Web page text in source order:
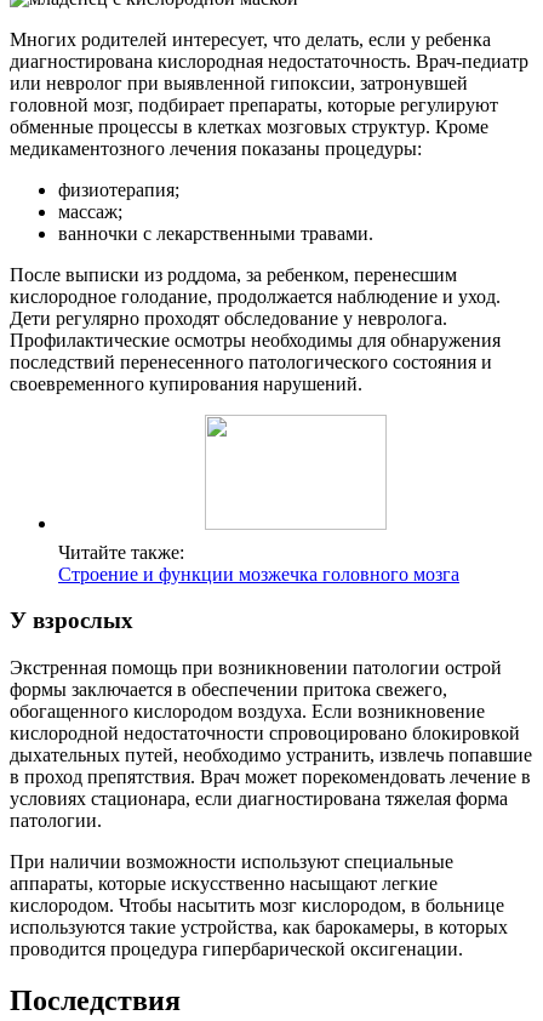
Многих родителей интересует, что делать, если у ребенка
диагностирована кислородная недостаточность. Врач-педиатр
или невролог при выявленной гипоксии, затронувшей
головной мозг, подбирает препараты, которые регулируют
обменные процессы в клетках мозговых структур. Кроме
медикаментозного лечения показаны процедуры:
физиотерапия;
массаж;
ванночки с лекарственными травами.
После выписки из роддома, за ребенком, перенесшим
кислородное голодание, продолжается наблюдение и уход.
Дети регулярно проходят обследование у невролога.
Профилактические осмотры необходимы для обнаружения
последствий перенесенного патологического состояния и
своевременного купирования нарушений.
Читайте также:
Строение и функции мозжечка головного мозга
У взрослых
Экстренная помощь при возникновении патологии острой
формы заключается в обеспечении притока свежего,
обогащенного кислородом воздуха. Если возникновение
кислородной недостаточности спровоцировано блокировкой
дыхательных путей, необходимо устранить, извлечь попавшие
в проход препятствия. Врач может порекомендовать лечение в
условиях стационара, если диагностирована тяжелая форма
патологии.
При наличии возможности используют специальные
аппараты, которые искусственно насыщают легкие
кислородом. Чтобы насытить мозг кислородом, в больнице
используются такие устройства, как барокамеры, в которых
проводится процедура гипербарической оксигенации.
Последствия